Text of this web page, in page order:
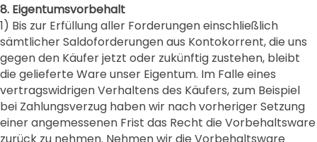
8. Eigentumsvorbehalt
1) Bis zur Erfüllung aller Forderungen einschließlich
sämtlicher Saldoforderungen aus Kontokorrent, die uns
gegen den Käufer jetzt oder zukünftig zustehen, bleibt
die gelieferte Ware unser Eigentum. Im Falle eines
vertragswidrigen Verhaltens des Käufers, zum Beispiel
bei Zahlungsverzug haben wir nach vorheriger Setzung
einer angemessenen Frist das Recht die Vorbehaltsware
zurück zu nehmen. Nehmen wir die Vorbehaltsware